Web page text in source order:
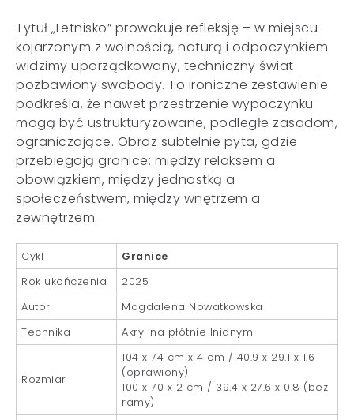
Tytuł „Letnisko” prowokuje refleksję – w miejscu
kojarzonym z wolnością, naturą i odpoczynkiem
widzimy uporządkowany, techniczny świat
pozbawiony swobody. To ironiczne zestawienie
podkreśla, że nawet przestrzenie wypoczynku
mogą być ustrukturyzowane, podległe zasadom,
ograniczające. Obraz subtelnie pyta, gdzie
przebiegają granice: między relaksem a
obowiązkiem, między jednostką a
społeczeństwem, między wnętrzem a
zewnętrzem.
Cykl
Granice
Rok ukończenia
2025
Autor
Magdalena Nowatkowska
Technika
Akryl na płótnie lnianym
Rozmiar
104 x 74 cm x 4 cm / 40.9 x 29.1 x 1.6
(oprawiony)
100 x 70 x 2 cm / 39.4 x 27.6 x 0.8 (bez
ramy)